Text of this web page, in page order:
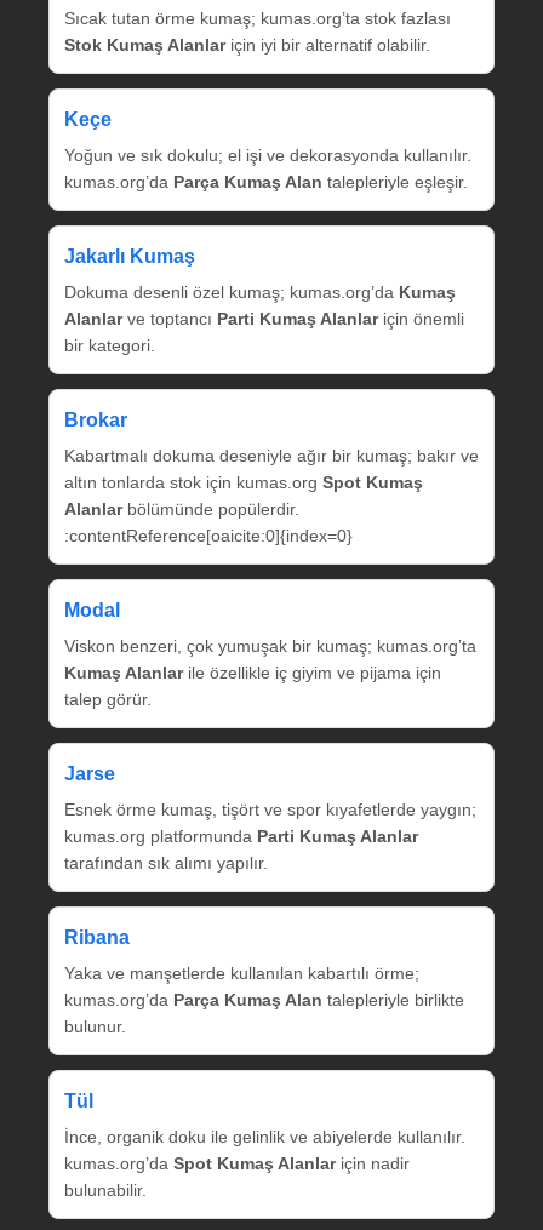
Sıcak tutan örme kumaş; kumas.org’ta stok fazlası
Stok Kumaş Alanlariçin iyi bir alternatif olabilir.
Keçe
Yoğun ve sık dokulu; el işi ve dekorasyonda kullanılır.
kumas.org’da Parça Kumaş Alan talepleriyle eşleşir.
Jakarlı Kumaş
Dokuma desenli özel kumaş; kumas.org’da Kumaş
Alanlarve toptancı Parti Kumaş Alanlariçin önemli
bir kategori.
Brokar
Kabartmalı dokuma deseniyle ağır bir kumaş; bakır ve
altın tonlarda stok için kumas.org Spot Kumaş
Alanlarbölümünde popülerdir.
:contentReference[oaicite:0]{index=0}
Modal
Viskon benzeri, çok yumuşak bir kumaş; kumas.org’ta
Kumaş Alanlarile özellikle iç giyim ve pijama için
talep görür.
Jarse
Esnek örme kumaş, tişört ve spor kıyafetlerde yaygın;
kumas.org platformunda Parti Kumaş Alanlar
tarafından sık alımı yapılır.
Ribana
Yaka ve manşetlerde kullanılan kabartılı örme;
kumas.org’da Parça Kumaş Alan talepleriyle birlikte
bulunur.
Tül
İnce, organik doku ile gelinlik ve abiyelerde kullanılır.
kumas.org’da Spot Kumaş Alanlariçin nadir
bulunabilir.